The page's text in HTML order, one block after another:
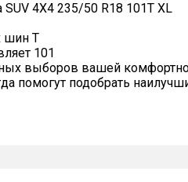
SUV 4X4 235/50 R18 101T XL
шин T
101
выборов вашей
помогут подобрать